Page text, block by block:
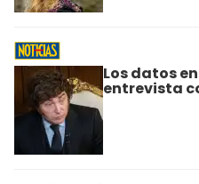
Los datos
entrevista